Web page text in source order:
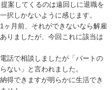
案してくるのは遠回しに退職を
択しかないように感じます。
ヶ月前、それができないなら解雇
りましたが、今回これに該当は
話で相談しましたが「パートの
ない」と言われました。
得できますが明らかに生活でき